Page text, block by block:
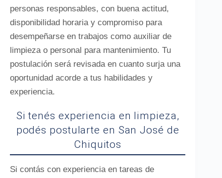
personas responsables, con buena actitud,
disponibilidad horaria y compromiso para
desempeñarse en trabajos como auxiliar de
limpieza o personal para mantenimiento. Tu
postulación será revisada en cuanto surja una
oportunidad acorde a tus habilidades y
experiencia.
Si tenés experiencia en limpieza,
podés postularte en San José de
Chiquitos
Si contás con experiencia en tareas de